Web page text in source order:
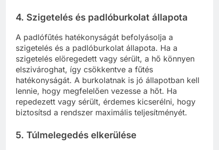
4. Szigetelés és padlóburkolat állapota
A padlófűtés hatékonyságát befolyásolja a
szigetelés és a padlóburkolat állapota. Ha a
szigetelés elöregedett vagy sérült, a hő könnyen
elszivároghat, így csökkentve a fűtés
hatékonyságát. A burkolatnak is jó állapotban kell
lennie, hogy megfelelően vezesse a hőt. Ha
repedezett vagy sérült, érdemes kicserélni, hogy
biztosítsd a rendszer maximális teljesítményét.
5. Túlmelegedés elkerülése